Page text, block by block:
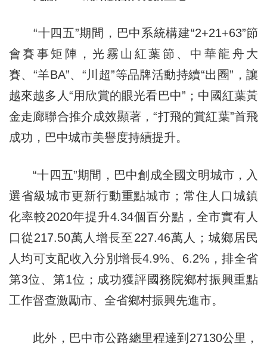
“十四五”期間，巴中系統構建“2+21+63”節
會賽事矩陣，光霧山紅葉節、中華龍舟大
賽、“羊BA”、“川超”等品牌活動持續“出圈”，讓
越來越多人“用欣賞的眼光看巴中”；中國紅葉黃
金走廊聯合推介成效顯著，“打飛的賞紅葉”首飛
成功，巴中城市美譽度持續提升。
“十四五”期間，巴中創成全國文明城市，入
選省級城市更新行動重點城市；常住人口城鎮
化率較2020年提升4.34個百分點，全市實有人
口從217.50萬人增長至227.46萬人；城鄉居民
人均可支配收入分別增長4.9%、6.2%，排全省
第3位、第1位；成功獲評國務院鄉村振興重點
工作督查激勵市、全省鄉村振興先進市。
此外，巴中市公路總里程達到27130公里，